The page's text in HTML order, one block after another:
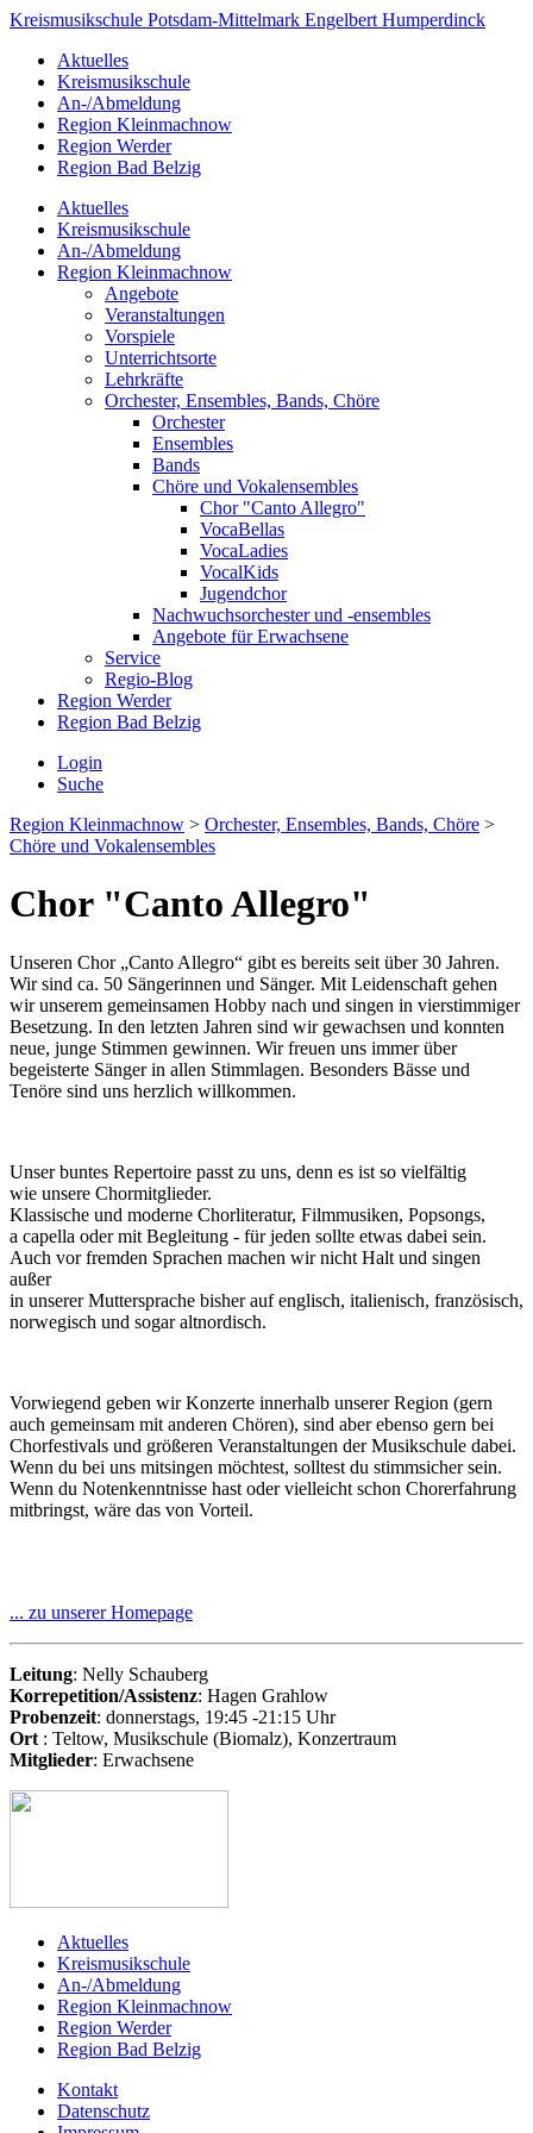
Kreismusikschule Potsdam-Mittelmark Engelbert Humperdinck
Aktuelles
Kreismusikschule
An-/Abmeldung
Region Kleinmachnow
Region Werder
Region Bad Belzig
Aktuelles
Kreismusikschule
An-/Abmeldung
Region Kleinmachnow
Angebote
Veranstaltungen
Vorspiele
Unterrichtsorte
Lehrkräfte
Orchester, Ensembles, Bands, Chöre
Orchester
Ensembles
Bands
Chöre und Vokalensembles
Chor "Canto Allegro"
VocaBellas
VocaLadies
VocalKids
Jugendchor
Nachwuchsorchester und -ensembles
Angebote für Erwachsene
Service
Regio-Blog
Region Werder
Region Bad Belzig
Login
Suche
Region Kleinmachnow > Orchester, Ensembles, Bands, Chöre >
Chöre und Vokalensembles
Chor "Canto Allegro"
Unseren Chor „Canto Allegro“ gibt es bereits seit über 30 Jahren.
Wir sind ca. 50 Sängerinnen und Sänger. Mit Leidenschaft gehen
wir unserem gemeinsamen Hobby nach und singen in vierstimmiger
Besetzung. In den letzten Jahren sind wir gewachsen und konnten
neue, junge Stimmen gewinnen. Wir freuen uns immer über
begeisterte Sänger in allen Stimmlagen. Besonders Bässe und
Tenöre sind uns herzlich willkommen.
Unser buntes Repertoire passt zu uns, denn es ist so vielfältig
wie unsere Chormitglieder.
Klassische und moderne Chorliteratur, Filmmusiken, Popsongs,
a capella oder mit Begleitung - für jeden sollte etwas dabei sein.
Auch vor fremden Sprachen machen wir nicht Halt und singen
außer
in unserer Muttersprache bisher auf englisch, italienisch, französisch,
norwegisch und sogar altnordisch.
Vorwiegend geben wir Konzerte innerhalb unserer Region (gern
auch gemeinsam mit anderen Chören), sind aber ebenso gern bei
Chorfestivals und größeren Veranstaltungen der Musikschule dabei.
Wenn du bei uns mitsingen möchtest, solltest du stimmsicher sein.
Wenn du Notenkenntnisse hast oder vielleicht schon Chorerfahrung
mitbringst, wäre das von Vorteil.
... zu unserer Homepage
Leitung: Nelly Schauberg
Korrepetition/Assistenz: Hagen Grahlow
Probenzeit: donnerstags, 19:45 -21:15 Uhr
Ort : Teltow, Musikschule (Biomalz), Konzertraum
Mitglieder: Erwachsene
Aktuelles
Kreismusikschule
An-/Abmeldung
Region Kleinmachnow
Region Werder
Region Bad Belzig
Kontakt
Datenschutz